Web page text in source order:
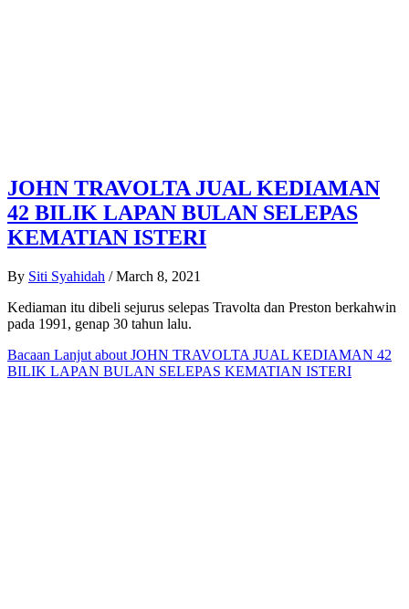
JOHN TRAVOLTA JUAL KEDIAMAN
42 BILIK LAPAN BULAN SELEPAS
KEMATIAN ISTERI
By Siti Syahidah / March 8, 2021
Kediaman itu dibeli sejurus selepas Travolta dan Preston berkahwin
pada 1991, genap 30 tahun lalu.
Bacaan Lanjut about JOHN TRAVOLTA JUAL KEDIAMAN 42
BILIK LAPAN BULAN SELEPAS KEMATIAN ISTERI